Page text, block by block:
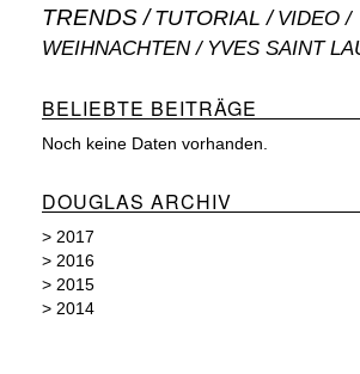
TRENDS TUTORIAL VIDEO
WEIHNACHTEN YVES SAINT
BELIEBTE BEITRÄGE
Noch keine Daten vorhanden.
DOUGLAS ARCHIV
> 2017
> 2016
> 2015
> 2014